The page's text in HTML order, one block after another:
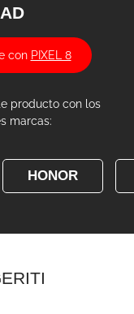
con PIXEL 8
producto con los
marcas:
HONOR